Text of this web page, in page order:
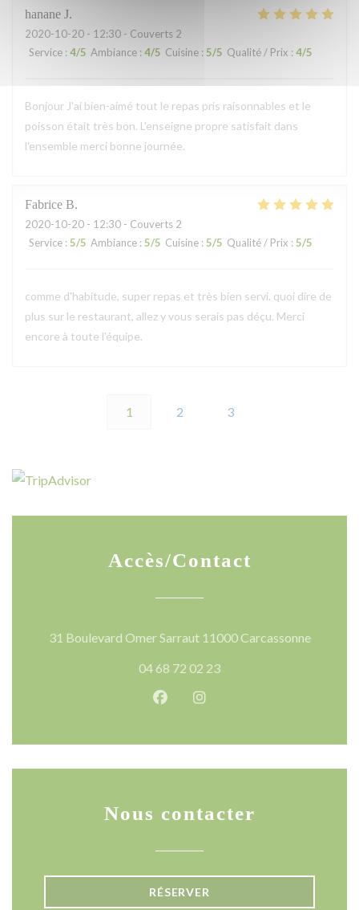
hanane J
2020-10-20 - 12:30 - Couverts 2
Service : 4/5 Ambiance : 4/5 Cuisine : 5/5 Qualité / Prix : 4/5
Bonjour J'ai bien-aimé tout le repas pris raisonnables et le
poisson était très bon. L'enseigne propre satisfait dans
l'ensemble merci bonne journée.
Fabrice B
2020-10-20 - 12:30 - Couverts 2
Service : 5/5 Ambiance : 5/5 Cuisine : 5/5 Qualité / Prix : 5/5
comme d'habitude, super repas et très bien servi. quoi dire de
plus sur le restaurant, allez y vous serais pas déçu. Merci
encore à toute l'équipe.
1 2 3
Accès/Contact
31 Boulevard Omer Sarraut 11000 Carcassonne((ouvre
04 68 72 02 23
Facebook ((ouvre une
Instagram ((ouvre une
Nous contacter
RÉSERVER